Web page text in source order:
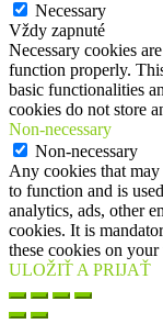
Necessary
Vždy zapnuté
Necessary cookies
function properly.
basic functionalities
cookies do not store
Non-necessary
Non-necessary
Any cookies that
to function and is
analytics, ads, other
cookies. It is
these cookies on your
ULOŽIŤ A PRIJAŤ